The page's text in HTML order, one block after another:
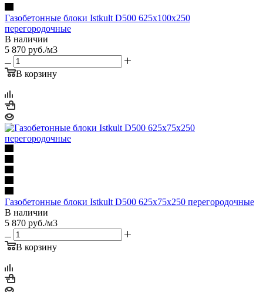
Газобетонные блоки Istkult D500 625х100х250
перегородочные
В наличии
5 870 руб./м3
В корзину
Газобетонные блоки Istkult D500 625х75х250 перегородочные
В наличии
5 870 руб./м3
В корзину